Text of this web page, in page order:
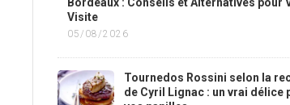
Visite
05/08/2026
Tournedos Rossini selon la
de Cyril Lignac : un vrai délice